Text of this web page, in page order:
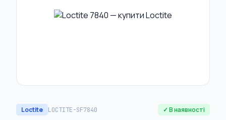
Loctite LOCTITE-SF7840 ✓ В наявності